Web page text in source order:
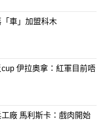
車」加盟科木
伊拉奧拿：紅軍目前唔
廠 馬利斯卡：戲肉開始